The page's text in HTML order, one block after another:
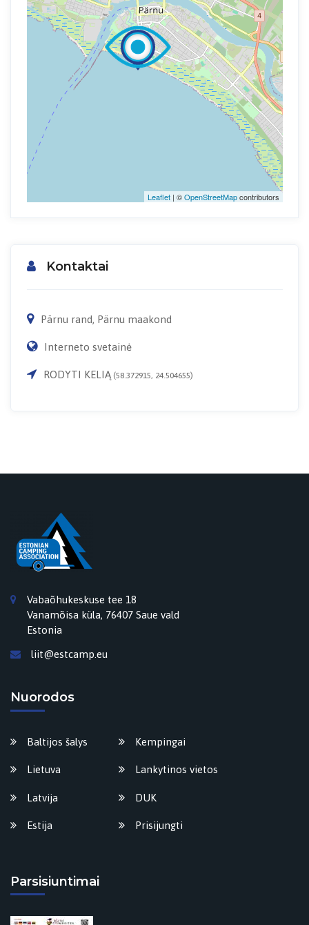
Leaflet| ©OpenStreetMapcontributors
Kontaktai
Pärnu rand, Pärnu maakond
Interneto svetainė
RODYTI KELIĄ(58.372915, 24.504655)
Vabaõhukeskuse tee 18
Vanamõisa küla, 76407 Saue vald
Estonia
liit@estcamp.eu
Nuorodos
Baltijos šalys
Lietuva
Latvija
Estija
Kempingai
Lankytinos vietos
DUK
Prisijungti
Parsisiuntimai